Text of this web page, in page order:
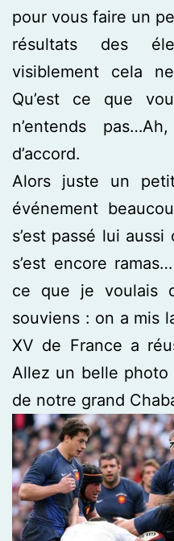
pour vous faire un
résultats des
visiblement cela
Qu’est ce que
n’entends
d’accord.
Alors juste un
événement
s’est passé lui
s’est encore ramas…
ce que je voulais
souviens : on a mis
XV de France a
Allez un belle photo
de notre grand